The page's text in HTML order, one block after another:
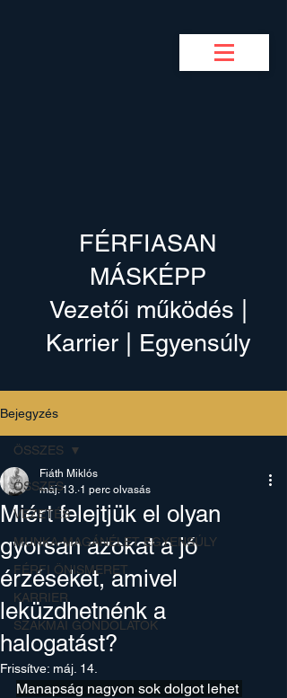
FÉRFIASAN
MÁSKÉPP
Vezetői működés |
Karrier | Egyensúly
Bejegyzés
ÖSSZES
VEZETÉS
MUNKA-MAGÁNÉLET EGYENSÚLY
FÉRFI ÖNISMERET
KARRIER
SZAKMAI GONDOLATOK
ÖSSZES
Miért felejtjük el olyan
gyorsan azokat a jó
érzéseket, amivel
leküzdhetnénk a
halogatást?
Fiáth Miklós
máj. 13. 1 perc olvasás
Frissítve: máj. 14.
Manapság nagyon sok dolgot lehet